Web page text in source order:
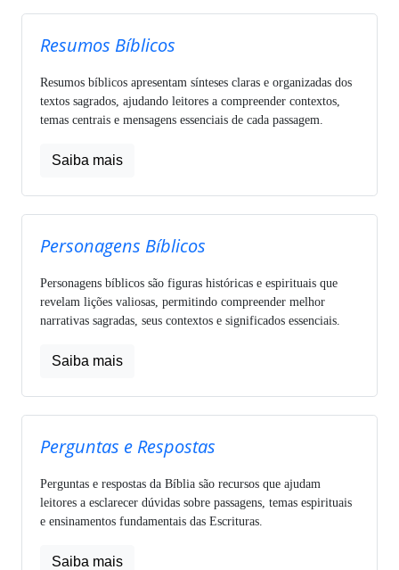
Resumos Bíblicos
Resumos bíblicos apresentam sínteses claras e organizadas dos
textos sagrados, ajudando leitores a compreender contextos,
temas centrais e mensagens essenciais de cada passagem.
Saiba mais
Personagens Bíblicos
Personagens bíblicos são figuras históricas e espirituais que
revelam lições valiosas, permitindo compreender melhor
narrativas sagradas, seus contextos e significados essenciais.
Saiba mais
Perguntas e Respostas
Perguntas e respostas da Bíblia são recursos que ajudam
leitores a esclarecer dúvidas sobre passagens, temas espirituais
e ensinamentos fundamentais das Escrituras.
Saiba mais